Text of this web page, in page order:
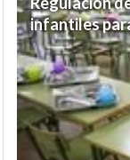
infantiles